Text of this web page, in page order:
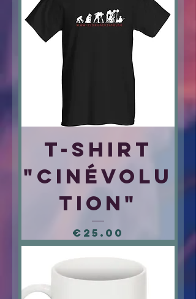
T-Shirt
"Cinévolu
tion"
Price
€25.00